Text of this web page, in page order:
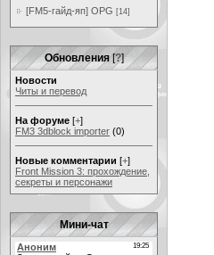
[FM5-гайд-яп] OPG [14]
Обновления [?]
Новости
Читы и перевод
На форуме [+]
FM3 3dblock importer (0)
Новые комментарии [+]
Front Mission 3: прохождение,
секреты и персонажи
Мини-чат